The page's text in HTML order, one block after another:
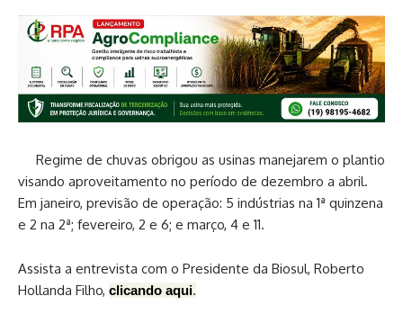
Regime de chuvas obrigou as usinas manejarem o plantio
visando aproveitamento no período de dezembro a abril.
Em janeiro, previsão de operação: 5 indústrias na 1ª quinzena
e 2 na 2ª; fevereiro, 2 e 6; e março, 4 e 11.
Assista a entrevista com o Presidente da Biosul, Roberto
Hollanda Filho, clicando aqui.